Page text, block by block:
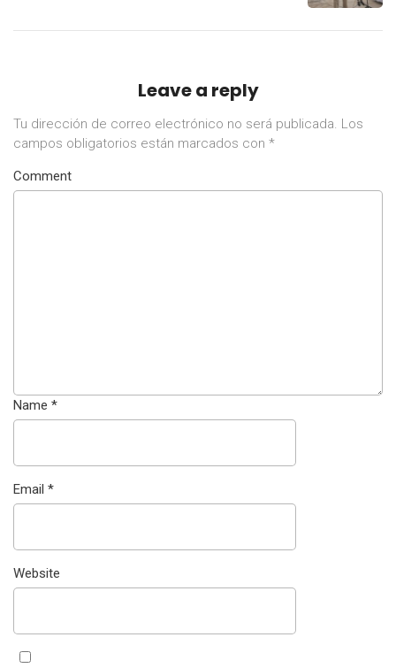
Leave a reply
Tu dirección de correo electrónico no será publicada. Los
campos obligatorios están marcados con *
Comment
Name *
Email *
Website